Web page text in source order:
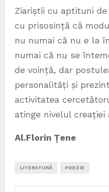
Ziariștii cu aptituni
cu prisosință că
nu numai că nu e la
numai că nu se
de voință, dar
personalități și
activitatea
atinge nivelul creației
Al.Florin Țene
LITERATURĂ POEZIE